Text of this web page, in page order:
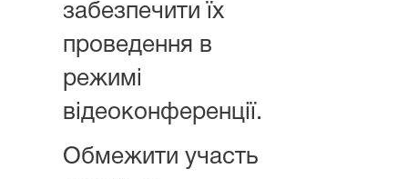
забезпечити їх
проведення в
режимі
відеоконференції.
Обмежити участь